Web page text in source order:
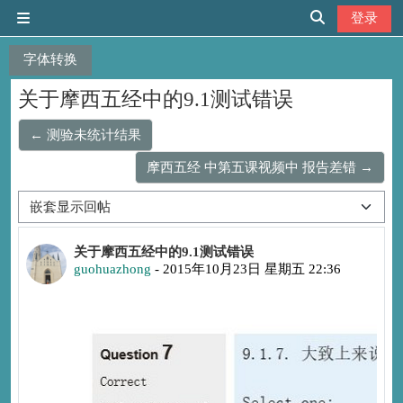
字体转换
切换搜索输入
登录
关于摩西五经中的9.1测试错误
← 测验未统计结果
摩西五经 中第五课视频中 报告差错 →
显示模式
关于摩西五经中的9.1测试错误
guohuazhong - 2015年10月23日 星期五 22:36
回帖数：1